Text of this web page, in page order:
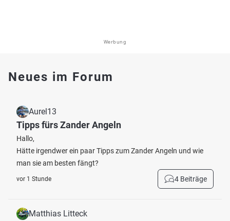
Werbung
Neues im Forum
Aurel13
Tipps fürs Zander Angeln
Hallo,
Hätte irgendwer ein paar Tipps zum Zander Angeln und wie
man sie am besten fängt?
vor 1 Stunde 4 Beiträge
Matthias Litteck